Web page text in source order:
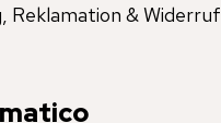
Reklamation & Widerruf